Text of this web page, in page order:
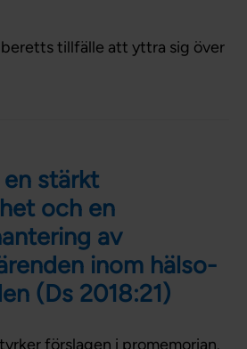
tillfälle att yttra sig över
stärkt
och en
av
inom hälso-
(Ds 2018:21)
förslagen i promemorian.